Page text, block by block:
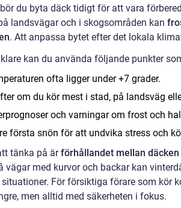
du byta däck tidigt för att vara
landsvägar och i skogsområden kan
. Att anpassa bytet efter det lokala
kan du använda följande punkter
ofta ligger under +7 grader.
om du kör mest i stad, på landsväg
och varningar om frost och
första snön för att undvika stress och
tänka på ärförhållandet mellan
vägar med kurvor och backar kan
För försiktiga förare som kör
men alltid med säkerheten i fokus.